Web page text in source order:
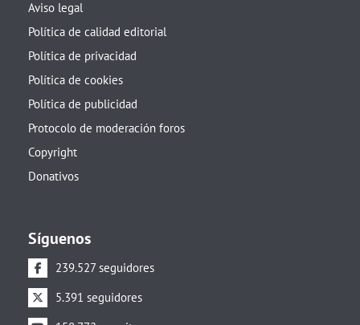
Aviso legal
Política de calidad editorial
Política de privacidad
Política de cookies
Política de publicidad
Protocolo de moderación foros
Copyright
Donativos
Síguenos
239.527 seguidores
5.391 seguidores